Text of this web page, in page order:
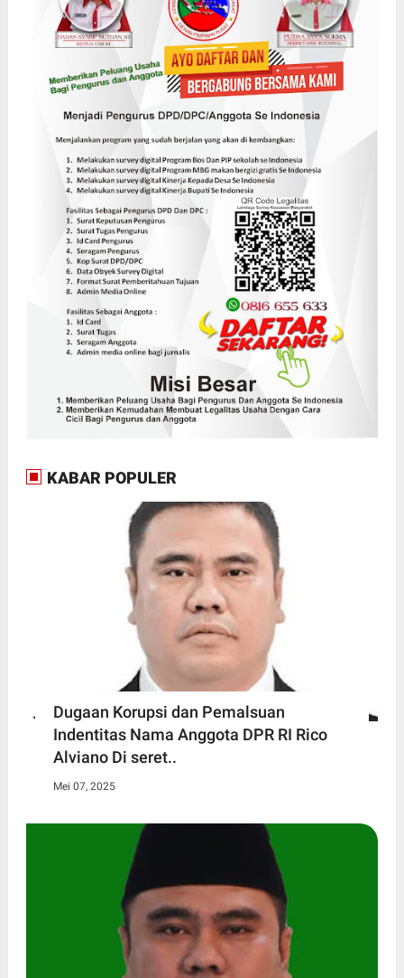
KABAR POPULER
Dugaan Korupsi dan Pemalsuan
Indentitas Nama Anggota DPR RI Rico
Alviano Di seret..
Mei 07, 2025